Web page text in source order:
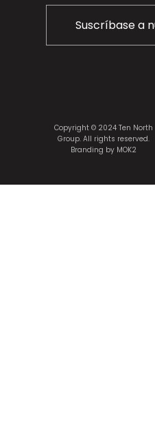
Suscríbase a
Copyright © 2024 Ten North
Group. All rights reserved.
Branding by MOK2